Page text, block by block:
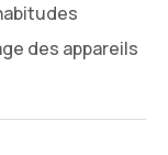
des appareils